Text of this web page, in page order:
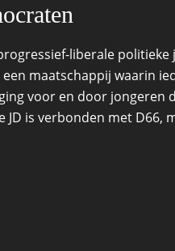
liberale
maatschappij waarin
voor en door jongeren
is verbonden met D66,